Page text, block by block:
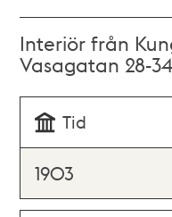
Interiör från
Vasagatan 28-34
Tid
1903